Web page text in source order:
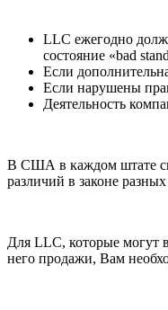
LLC ежегодно
состояние «bad
Если
Если нарушены
Деятельность
В США в каждом штате
различий в законе
Для LLC, которые могут
него продажи, Вам